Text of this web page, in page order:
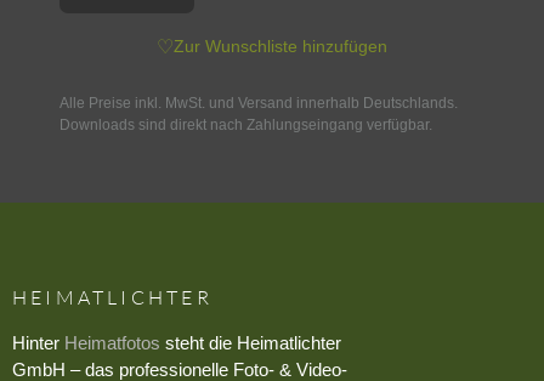
♡Zur Wunschliste hinzufügen
Alle Preise inkl. MwSt. und Versand innerhalb Deutschlands.
Downloads sind direkt nach Zahlungseingang verfügbar.
HEIMATLICHTER
Hinter Heimatfotos steht die Heimatlichter
GmbH – das professionelle Foto- & Video-